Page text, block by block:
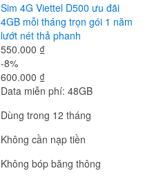
Sim 4G Viettel D500 ưu đãi
4GB mỗi tháng trọn gói 1 năm
lướt nét thả phanh
550.000 ₫
-8%
600.000 ₫
Data miễn phí: 48GB
Dùng trong 12 tháng
Không cần nạp tiền
Không bóp băng thông